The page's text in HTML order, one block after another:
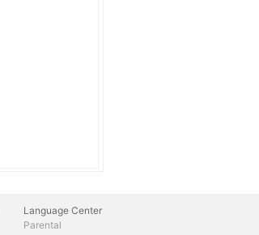
Parental
Language Center